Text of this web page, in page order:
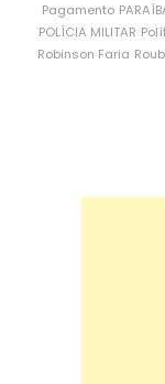
Pagamento
POLÍCIA MILITAR
Robinson Faria